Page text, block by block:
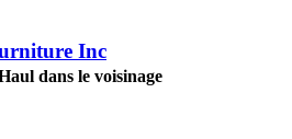
Inc
dans le voisinage